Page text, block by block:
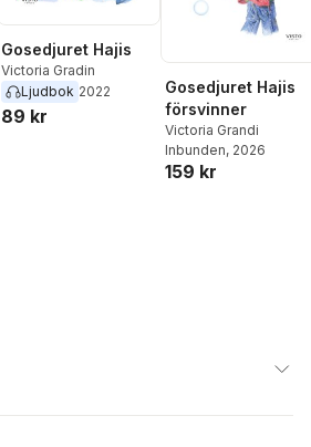
Gosedjuret Hajis
Victoria Gradin
Ljudbok 2022
89 kr
Gosedjuret Hajis
försvinner
Victoria Grandi
Inbunden, 2026
159 kr